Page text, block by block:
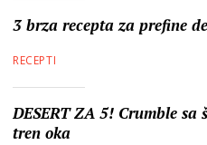
3 brza recepta za prefine
RECEPTI
DESERT ZA 5! Crumble sa
tren oka